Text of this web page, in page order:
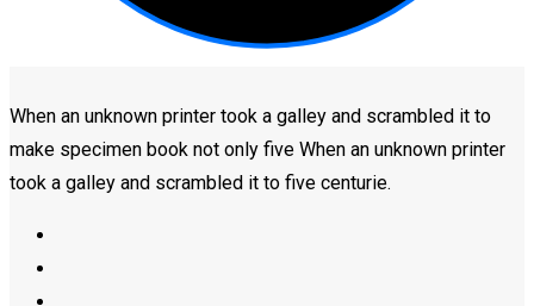
When an unknown printer took a galley and scrambled it to
make specimen book not only five When an unknown printer
took a galley and scrambled it to five centurie.